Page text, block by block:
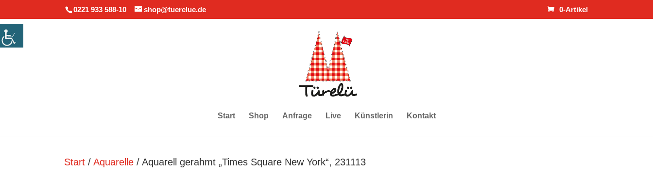
0221 933 588-10 shop@tuerelue.de 0-Artikel
Start Shop Anfrage Live Künstlerin Kontakt
Start / Aquarelle / Aquarell gerahmt „Times Square New York“, 231113